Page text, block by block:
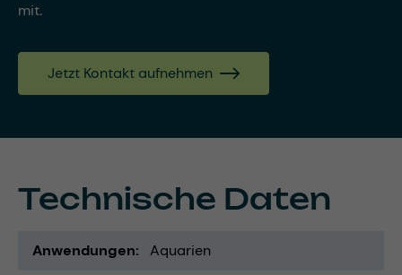
mit.
Jetzt Kontakt aufnehmen
Technische Daten
Anwendungen Aquarien